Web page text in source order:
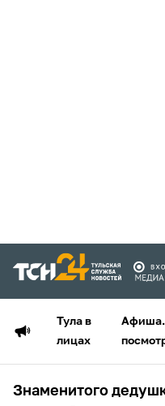
Тула в
лицах
Афиша.
Знаменитого